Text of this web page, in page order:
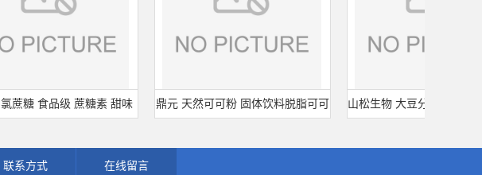
糖 食品级 蔗糖素 甜味 鼎元 天然可可粉 固体饮料脱脂可可 山松生物 大豆分离蛋白 SD-
联系方式 在线留言